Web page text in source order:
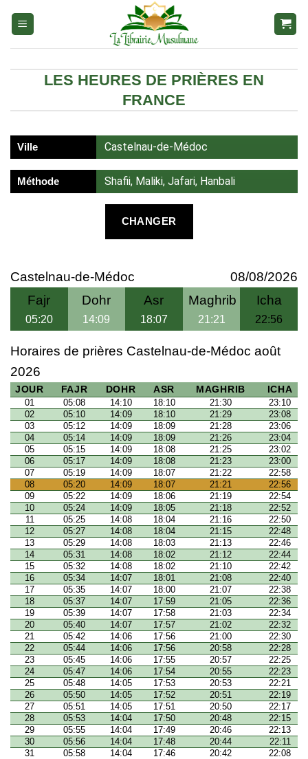
LES HEURES DE PRIÈRES EN
FRANCE
Ville Castelnau-de-Médoc
Méthode Shafii, Maliki, Jafari, Hanbali
CHANGER
Castelnau-de-Médoc
08/08/2026
Fajr
05:20
Dohr
14:09
Asr
18:07
Maghrib
21:21
Icha
22:56
Horaires de prières Castelnau-de-Médoc août
2026
JOUR FAJR DOHR ASR MAGHRIB ICHA
01 05:08 14:10 18:10 21:30
23:10
02
05:10 14:09 18:10 21:29
23:08
03
05:12 14:09 18:09 21:28
23:06
04
05:14 14:09 18:09 21:26
23:04
05
05:15 14:09 18:08 21:25
23:02
06
05:17 14:09 18:08 21:23
23:00
07
05:19 14:09 18:07 21:22
22:58
08
05:20 14:09 18:07 21:21
22:56
09
05:22 14:09 18:06 21:19
22:54
10
05:24 14:09 18:05 21:18
22:52
11
05:25 14:08 18:04 21:16
22:50
12
05:27 14:08 18:04 21:15
22:48
13
05:29 14:08 18:03 21:13
22:46
14
05:31 14:08 18:02 21:12
22:44
15
05:32 14:08 18:02 21:10
22:42
16
05:34 14:07 18:01 21:08
22:40
17
05:35 14:07 18:00 21:07
22:38
18
05:37 14:07 17:59 21:05
22:36
19
05:39 14:07 17:58 21:03
22:34
20
05:40 14:07 17:57 21:02
22:32
21
05:42 14:06 17:56 21:00
22:30
22
05:44 14:06 17:56 20:58
22:28
23
05:45 14:06 17:55 20:57
22:25
24
05:47 14:06 17:54 20:55
22:23
25
05:48 14:05 17:53 20:53
22:21
26
05:50 14:05 17:52 20:51
22:19
27
05:51 14:05 17:51 20:50
22:17
28
05:53 14:04 17:50 20:48
22:15
29
05:55 14:04 17:49 20:46
22:13
30
05:56 14:04 17:48 20:44
22:11
31
05:58 14:04 17:46 20:42 22:08